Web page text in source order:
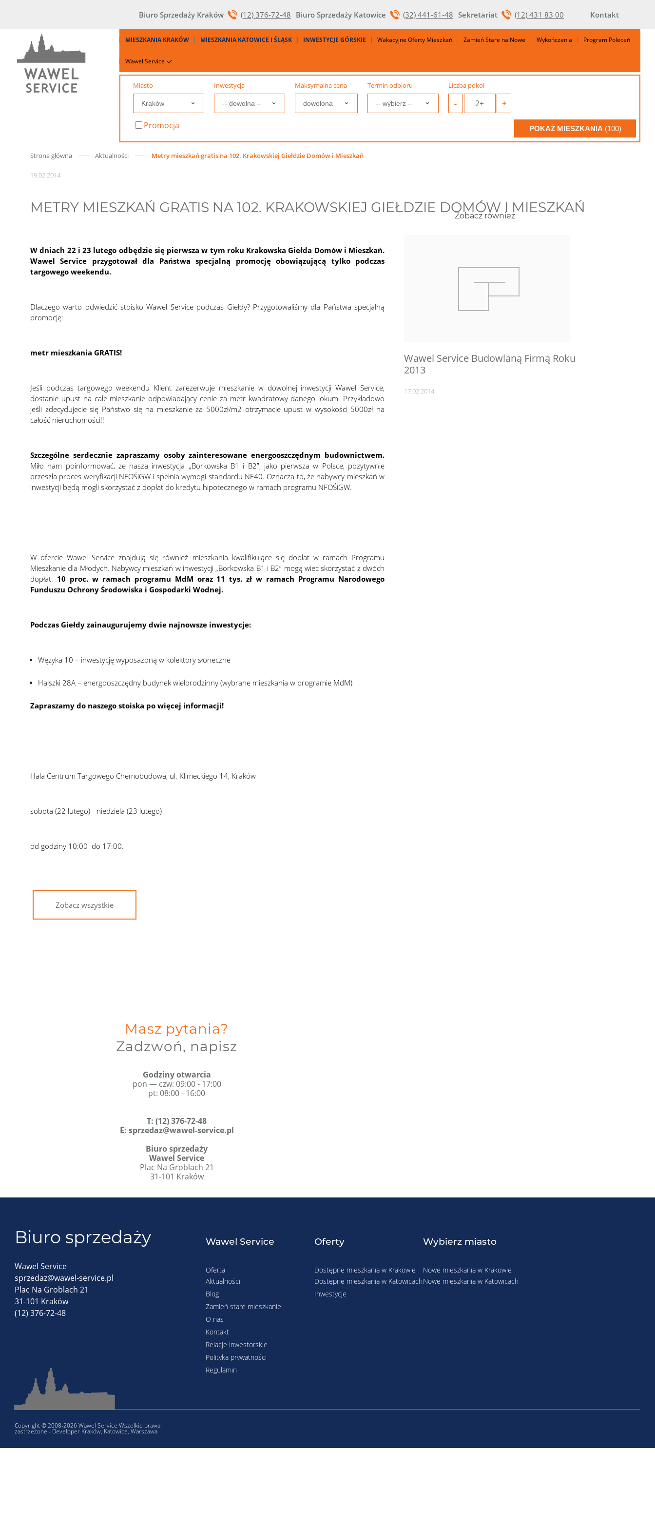
Kontakt
Biuro Sprzedaży Kraków (12) 376-72-48 Biuro Sprzedaży Katowice (32) 441-61-48 Sekretariat (12) 431 83 00
MIESZKANIA KRAKÓW MIESZKANIA KATOWICE I ŚLĄSK INWESTYCJE GÓRSKIE Wakacyjne Oferty Mieszkań Zamień Stare na Nowe Wykończenia Program Poleceń
Wawel Service
Miasto Inwestycja Maksymalna cena Termin odbioru Liczba pokoi
- 2+ +
Promocja POKAŻ MIESZKANIA (100)
Strona główna Aktualności Metry mieszkań gratis na 102. Krakowskiej Giełdzie Domów i Mieszkań
19.02.2014
METRY MIESZKAŃ GRATIS NA 102. KRAKOWSKIEJ GIEŁDZIE DOMÓW I MIESZKAŃ
W dniach 22 i 23 lutego odbędzie się pierwsza w tym roku Krakowska Giełda Domów i Mieszkań.
Wawel Service przygotował dla Państwa specjalną promocję obowiązującą tylko podczas
targowego weekendu.
Dlaczego warto odwiedzić stoisko Wawel Service podczas Giełdy? Przygotowaliśmy dla Państwa specjalną
promocję:
metr mieszkania GRATIS!
Jeśli podczas targowego weekendu Klient zarezerwuje mieszkanie w dowolnej inwestycji Wawel Service,
dostanie upust na całe mieszkanie odpowiadający cenie za metr kwadratowy danego lokum. Przykładowo
jeśli zdecydujecie się Państwo się na mieszkanie za 5000zł/m2 otrzymacie upust w wysokości 5000zł na
całość nieruchomości!!
Szczególne serdecznie zapraszamy osoby zainteresowane energooszczędnym budownictwem.
Miło nam poinformować, że nasza inwestycja „Borkowska B1 i B2”, jako pierwsza w Polsce, pozytywnie
przeszła proces weryfikacji NFOŚiGW i spełnia wymogi standardu NF40. Oznacza to, że nabywcy mieszkań w
inwestycji będą mogli skorzystać z dopłat do kredytu hipotecznego w ramach programu NFOŚiGW.
W ofercie Wawel Service znajdują się również mieszkania kwalifikujące się dopłat w ramach Programu
Mieszkanie dla Młodych. Nabywcy mieszkań w inwestycji „Borkowska B1 i B2” mogą wiec skorzystać z dwóch
dopłat: 10 proc. w ramach programu MdM oraz 11 tys. zł w ramach Programu Narodowego
Funduszu Ochrony Środowiska i Gospodarki Wodnej.
Podczas Giełdy zainaugurujemy dwie najnowsze inwestycje:
Wężyka 10 – inwestycję wyposażoną w kolektory słoneczne
Halszki 28A – energooszczędny budynek wielorodzinny (wybrane mieszkania w programie MdM)
Zapraszamy do naszego stoiska po więcej informacji!
Hala Centrum Targowego Chemobudowa, ul. Klimeckiego 14, Kraków
sobota (22 lutego) - niedziela (23 lutego)
od godziny 10:00 do 17:00.
Zobacz wszystkie
Zobacz również
Wawel Service Budowlaną Firmą Roku
2013
17.02.2014
Masz pytania?
Zadzwoń, napisz
Godziny otwarcia
pon — czw: 09:00 - 17:00
pt: 08:00 - 16:00
T:(12) 376-72-48
E: sprzedaz@wawel-service.pl
Biuro sprzedaży
Wawel Service
Plac Na Groblach 21
31-101 Kraków
Biuro sprzedaży
Wawel Service
sprzedaz@wawel-service.pl
Plac Na Groblach 21
31-101 Kraków
(12) 376-72-48
Wawel Service
Oferta
Aktualności
Blog
Zamień stare mieszkanie
O nas
Kontakt
Relacje inwestorskie
Polityka prywatności
Regulamin
Oferty
Dostępne mieszkania w Krakowie
Dostępne mieszkania w Katowicach
Inwestycje
Wybierz miasto
Nowe mieszkania w Krakowie
Nowe mieszkania w Katowicach
Copyright © 2008-2026 Wawel Service Wszelkie prawa
zastrzeżone - Developer Kraków, Katowice, Warszawa